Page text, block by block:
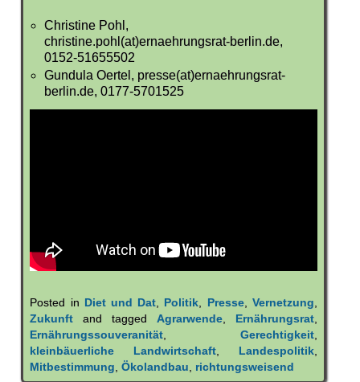
Christine Pohl,
christine.pohl(at)ernaehrungsrat-berlin.de,
0152-51655502
Gundula Oertel, presse(at)ernaehrungsrat-
berlin.de, 0177-5701525
Posted in Diet und Dat Politik Presse, Vernetzung
Zukunft and tagged Agrarwende, Ernährungsrat,
Ernährungssouveranität
Gerechtigkeit,
kleinbäuerliche Landwirtschaft
Landespolitik,
Mitbestimmung ,Ökolandbau richtungsweisend